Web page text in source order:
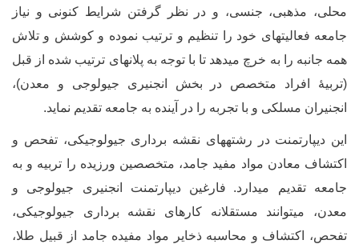
مذهبی، جنسی، و در نظر گرفتن شرایط کنونی و نیاز
فعالیت­های خود را تنظیم و ترتیب نموده و کوشش و تلاش
جانبه را به خرچ می­دهد تا با توجه به پلان­های ترتیب شده از قبل
افراد متخصص در بخش انجنیری جیولوجی و معدن)،
مسلکی و با تجربه را در آینده به جامعه تقدیم نماید.
دیپارتمنت در رشته­های نقشه برداری جیولوجیکی، تفحص و
معادن مواد مفید جامد، متخصصین ورزیده را تربیه و به
تقدیم می­دارد.
فارغین دیپارتمنت انجنیری جیولوجی و
می­توانند مستقلانه کارهای نقشه برداری جیولوجیکی،
اکتشاف و محاسبه ذخایر مواد مفیده جامد از قبیل طلا،